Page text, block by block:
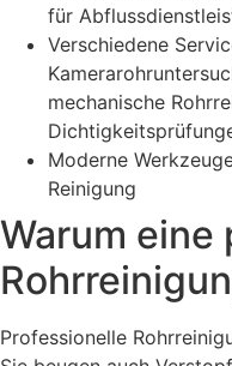
für
Verschiedene
mechanische
Moderne
Reinigung
Warum eine
Professionelle